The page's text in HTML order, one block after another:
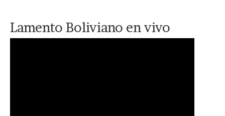
Lamento Boliviano en vivo